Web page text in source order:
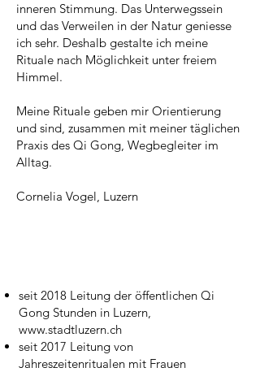
inneren Stimmung. Das Unterwegssein
und das Verweilen in der Natur geniesse
ich sehr. Deshalb gestalte ich meine
Rituale nach Möglichkeit unter freiem
Himmel.
Meine Rituale geben mir Orientierung
und sind, zusammen mit meiner täglichen
Praxis des Qi Gong, Wegbegleiter im
Alltag.
Cornelia Vogel, Luzern
seit 2018 Leitung der öffentlichen Qi
Gong Stunden in Luzern,
www.stadtluzern.ch
seit 2017 Leitung von
Jahreszeitenritualen mit Frauen